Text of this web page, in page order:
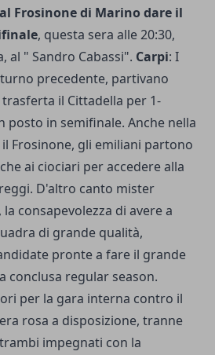
Frosinone di Marino dare il
, questa sera alle 20:30,
al " Sandro Cabassi". Carpi: I
precedente, partivano
il Cittadella per 1-
posto in semifinale. Anche nella
Frosinone, gli emiliani partono
ai ciociari per accedere alla
D'altro canto mister
consapevolezza di avere a
di grande qualità,
pronte a fare il grande
conclusa regular season.
per la gara interna contro il
rosa a disposizione, tranne
impegnati con la